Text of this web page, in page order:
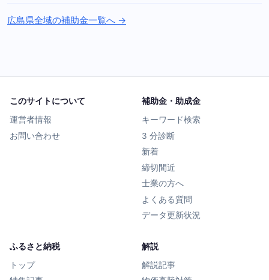
広島県全域の補助金一覧へ →
このサイトについて
運営者情報
お問い合わせ
補助金・助成金
キーワード検索
3 分診断
新着
締切間近
士業の方へ
よくある質問
データ更新状況
ふるさと納税
トップ
解説
解説記事